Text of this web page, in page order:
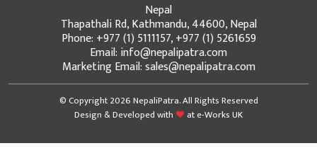
Nepal
Thapathali Rd, Kathmandu, 44600, Nepal
Phone: +977 (1) 5111157, +977 (1) 5261659
Email: info@nepalipatra.com
Marketing Email: sales@nepalipatra.com
© Copyright 2026 NepaliPatra. All Rights Reserved
Design & Developed with
ate-Works UK